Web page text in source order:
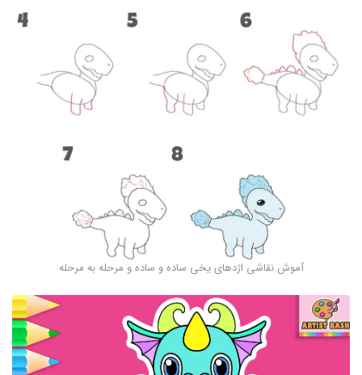
آموش نقاشی اژدهای یخی ساده و ساده و مرحله به مرحله